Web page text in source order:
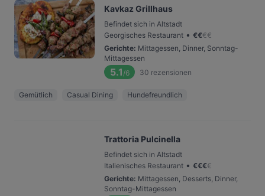
Kavkaz Grillhaus
Befindet sich in Altstadt
Georgisches Restaurant • €€€€
Gerichte: Mittagessen, Dinner, Sonntag-
Mittagessen
5.1 /6 30 rezensionen
Gemütlich Casual Dining Hundefreundlich
Trattoria Pulcinella
Befindet sich in Altstadt
Italienisches Restaurant • €€€€
Gerichte: Mittagessen, Desserts, Dinner,
Sonntag-Mittagessen